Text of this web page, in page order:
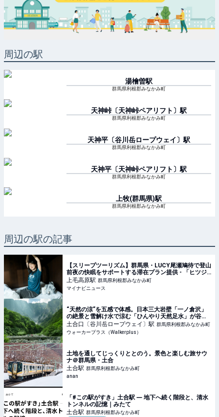
周辺の駅
湯檜曽駅
群馬県利根郡みなかみ町
天神峠〔天神峠ペアリフト〕 駅
群馬県利根郡みなかみ町
天神平〔谷川岳ロープウェイ〕 駅
群馬県利根郡みなかみ町
天神平〔天神峠ペアリフト〕 駅
群馬県利根郡みなかみ町
上牧(群馬県)駅
群馬県利根郡みなかみ町
周辺の駅の記事
【スリープツーリズム】群馬県・LUCY尾瀬鳩待で登山
前夜の快眠をサポートする滞在プラン提供 - 「ヒツジ
のいらない枕」とコラボ
上毛高原駅 群馬県利根郡みなかみ町
マイナビニュース
“天然の涼”を五感で体感。日本三大岩壁「一ノ倉沢」
の絶景と雪解け水で涼む「ひんやり天然足水」が谷川
岳ヨッホで初開催｜ウォーカープラス
土合口〔谷川岳ロープウェイ〕駅 群馬県利根郡みなかみ町
ウォーカープラス（Walkerplus）
土地を通してじっくりととのう。景色と楽しむ旅サウ
ナ＠群馬県・土合
土合駅 群馬県利根郡みなかみ町
anan
「#この駅がすき」土合駅 ― 地下へ続く階段と、清水
トンネルの記憶｜みたて
土合駅 群馬県利根郡みなかみ町